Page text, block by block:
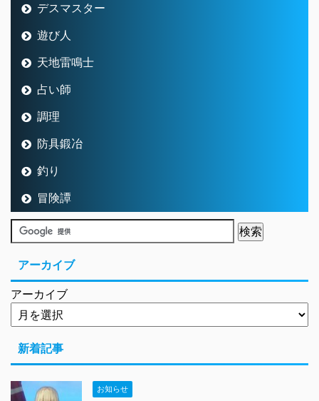
デスマスター
遊び人
天地雷鳴士
占い師
調理
防具鍛冶
釣り
冒険譚
アーカイブ
アーカイブ
新着記事
お知らせ